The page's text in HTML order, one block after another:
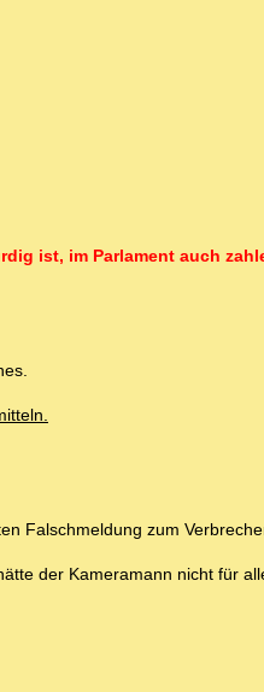
ist, im Parlament auch
Falschmeldung zum
der Kameramann nicht für